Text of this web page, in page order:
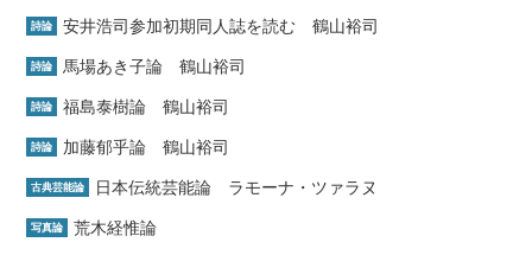
詩論 安井浩司参加初期同人誌を読む 鶴山裕司
詩論 馬場あき子論 鶴山裕司
詩論 福島泰樹論 鶴山裕司
詩論 加藤郁乎論 鶴山裕司
古典芸能論 日本伝統芸能論 ラモーナ・ツァラヌ
写真論 荒木経惟論